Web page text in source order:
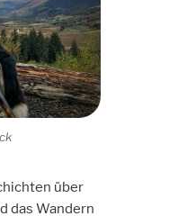
über
das Wandern